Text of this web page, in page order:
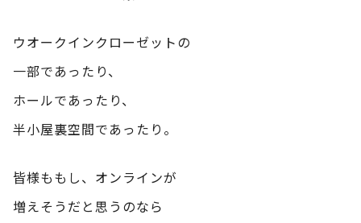
ウオークインクローゼットの
一部であったり、
ホールであったり、
半小屋裏空間であったり。
皆様ももし、オンラインが
増えそうだと思うのなら